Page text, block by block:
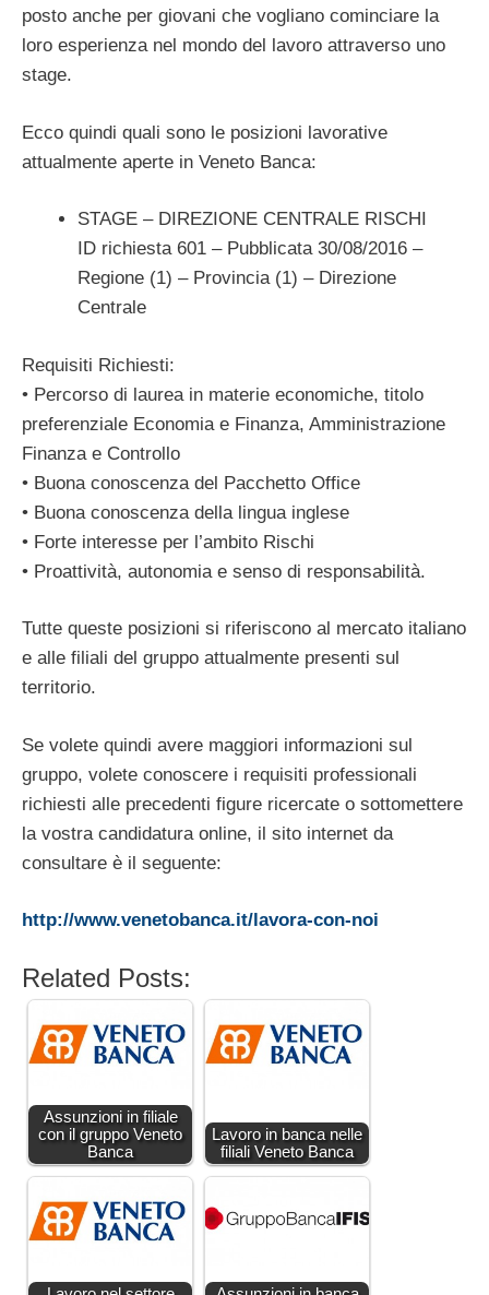
posto anche per giovani che vogliano cominciare la
loro esperienza nel mondo del lavoro attraverso uno
stage.
Ecco quindi quali sono le posizioni lavorative
attualmente aperte in Veneto Banca:
STAGE – DIREZIONE CENTRALE RISCHI
ID richiesta 601 – Pubblicata 30/08/2016 –
Regione (1) – Provincia (1) – Direzione
Centrale
Requisiti Richiesti:
• Percorso di laurea in materie economiche, titolo
preferenziale Economia e Finanza, Amministrazione
Finanza e Controllo
• Buona conoscenza del Pacchetto Office
• Buona conoscenza della lingua inglese
• Forte interesse per l’ambito Rischi
• Proattività, autonomia e senso di responsabilità.
Tutte queste posizioni si riferiscono al mercato italiano
e alle filiali del gruppo attualmente presenti sul
territorio.
Se volete quindi avere maggiori informazioni sul
gruppo, volete conoscere i requisiti professionali
richiesti alle precedenti figure ricercate o sottomettere
la vostra candidatura online, il sito internet da
consultare è il seguente:
http://www.venetobanca.it/lavora-con-noi
Related Posts:
Assunzioni in filiale
con il gruppo Veneto
Banca
Lavoro in banca nelle
filiali Veneto Banca